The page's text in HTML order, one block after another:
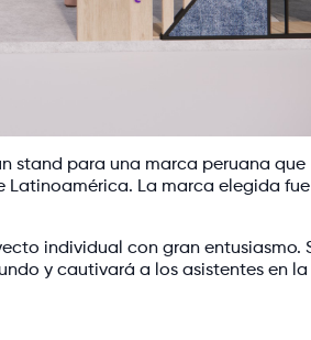
stand para una marca peruana que
Latinoamérica. La marca elegida fue
individual con gran entusiasmo.
y cautivará a los asistentes en la